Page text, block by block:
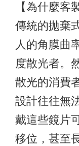
【為什麼客
傳統的拋棄
人的角膜曲
度散光者。
散光的消費
設計往往無
戴這些鏡片
移位，甚至